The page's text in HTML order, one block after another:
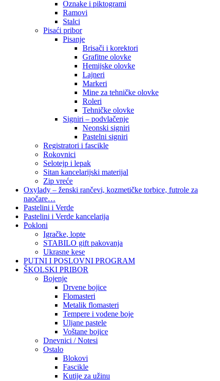
Oznake i piktogrami
Ramovi
Stalci
Pisaći pribor
Pisanje
Brisači i korektori
Grafitne olovke
Hemijske olovke
Lajneri
Markeri
Mine za tehničke olovke
Roleri
Tehničke olovke
Signiri – podvlačenje
Neonski signiri
Pastelni signiri
Registratori i fascikle
Rokovnici
Selotejp i lepak
Sitan kancelarijski materijal
Zip vreće
Oxylady – ženski rančevi, kozmetičke torbice, futrole za
naočare…
Pastelini i Verde
Pastelini i Verde kancelarija
Pokloni
Igračke, lopte
STABILO gift pakovanja
Ukrasne kese
PUTNI I POSLOVNI PROGRAM
ŠKOLSKI PRIBOR
Bojenje
Drvene bojice
Flomasteri
Metalik flomasteri
Tempere i vodene boje
Uljane pastele
Voštane bojice
Dnevnici / Notesi
Ostalo
Blokovi
Fascikle
Kutije za užinu